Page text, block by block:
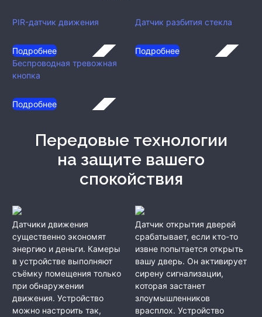
PIR-датчик движения
Подробнее
Датчик разбития стекла
Подробнее
Беспроводная тревожная
кнопка
Подробнее
Передовые технологии
на защите вашего
спокойствия
Датчики движения
существенно экономят
энергию и деньги. Камеры
в устройстве выполняют
съёмку помещения только
при обнаружении
движения. Устройство
можно настроить так,
Датчик открытия дверей
срабатывает, если кто-то
извне попытается открыть
вашу дверь. Он активирует
сирену сигнализации,
которая застанет
злоумышленников
врасплох. Устройство